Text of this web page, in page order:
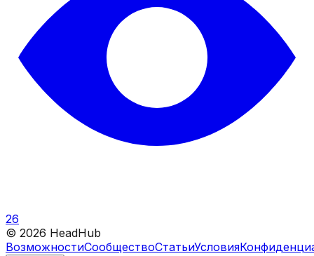
26
© 2026 HeadHub
ВозможностиСообществоСтатьиУсловия